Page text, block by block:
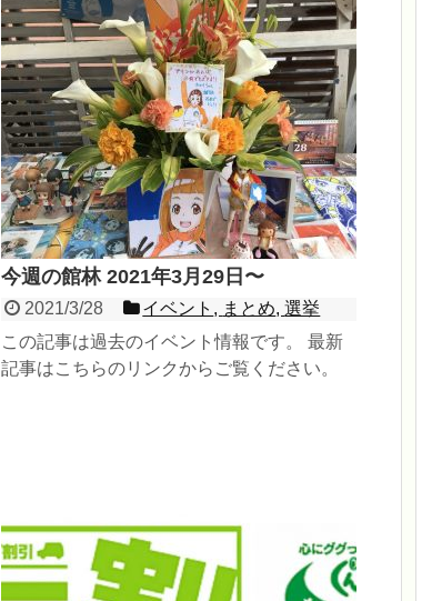
今週の館林 2021年3月29日〜
2021/3/28 イベント , まとめ,選挙
この記事は過去のイベント情報です。 最新
記事はこちらのリンクからご覧ください。